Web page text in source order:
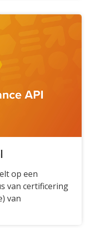
op een
van certificering
van